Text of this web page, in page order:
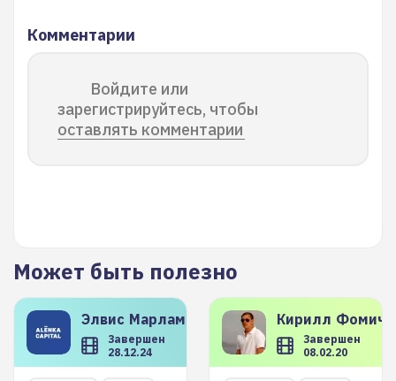
Комментарии
Войдите или
зарегистрируйтесь, чтобы
оставлять комментарии
Может быть полезно
Элвис Марламов
Завершен
28.12.24
Кирилл
Завершен
08.02.20